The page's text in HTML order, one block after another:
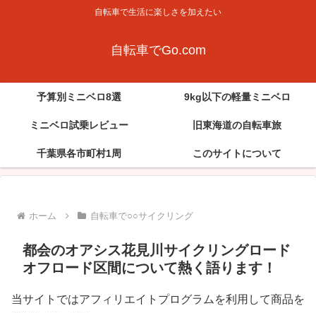
自転車で生活に楽しさを加えたい
自転車でGo.com
予算別ミニベロ8選 9kg以下の軽量ミニベロ
ミニベロ試乗レビュー 旧東海道の自転車旅
千葉県各市町村1周 このサイトについて
ホーム 自転車で○○サイクリング
都会のオアシス花見川サイクリングロード
オフロード区間について熱く語ります！
当サイトではアフィリエイトプログラムを利用して商品を